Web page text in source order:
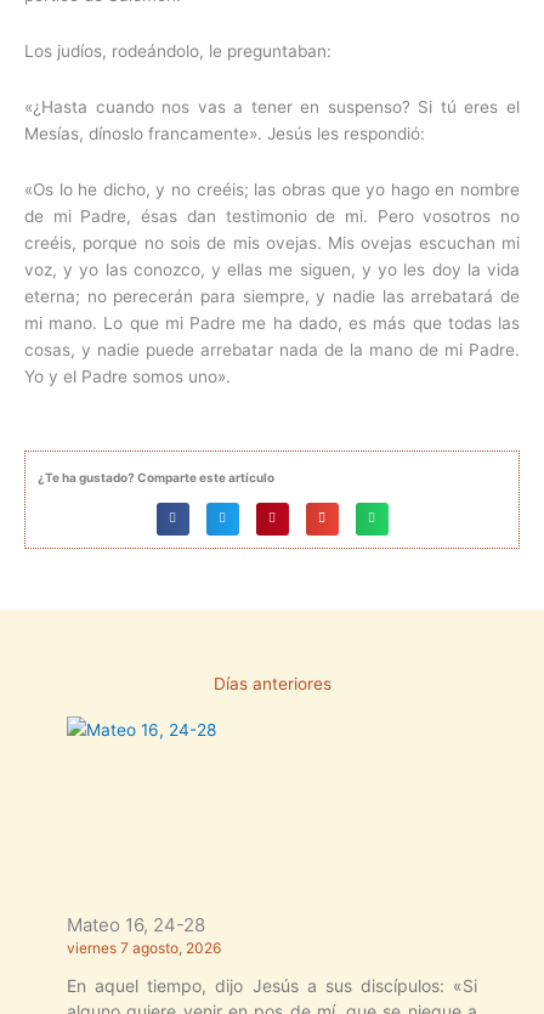
Los judíos, rodeándolo, le preguntaban:
«¿Hasta cuando nos vas a tener en suspenso? Si tú eres el
Mesías, dínoslo francamente». Jesús les respondió:
«Os lo he dicho, y no creéis; las obras que yo hago en nombre
de mi Padre, ésas dan testimonio de mi. Pero vosotros no
creéis, porque no sois de mis ovejas. Mis ovejas escuchan mi
voz, y yo las conozco, y ellas me siguen, y yo les doy la vida
eterna; no perecerán para siempre, y nadie las arrebatará de
mi mano. Lo que mi Padre me ha dado, es más que todas las
cosas, y nadie puede arrebatar nada de la mano de mi Padre.
Yo y el Padre somos uno».
¿Te ha gustado? Comparte este artículo
Días anteriores
Mateo 16, 24-28
viernes 7 agosto, 2026
En aquel tiempo, dijo Jesús a sus discípulos: «Si
Página